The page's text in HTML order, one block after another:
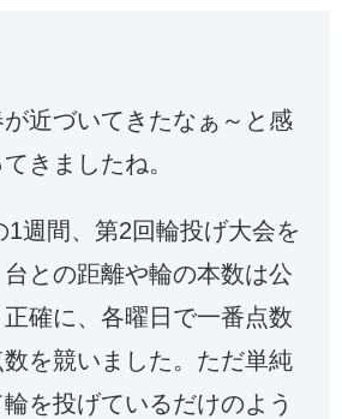
近づいてきたなぁ～と感
きましたね。
1週間、第2回輪投げ大会を
との距離や輪の本数は公
確に、各曜日で一番点数
を競いました。ただ単純
を投げているだけのよう